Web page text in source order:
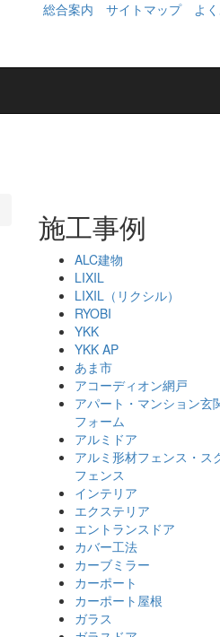
総合案内 サイトマップ よ
施工事例
ALC建物
LIXIL
LIXIL（リクシル）
RYOBI
YKK
YKK AP
あま市
アコーディオン網戸
アパート・マンション玄
フォーム
アルミドア
アルミ形材フェンス・ス
フェンス
インテリア
エクステリア
エントランスドア
カバー工法
カーブミラー
カーポート
カーポート屋根
ガラス